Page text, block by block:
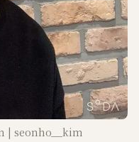
| seonho__kim